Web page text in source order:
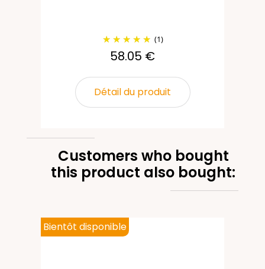
(1)
58.05 €
Détail du produit
Customers who bought
this product also bought:
Bientôt disponible